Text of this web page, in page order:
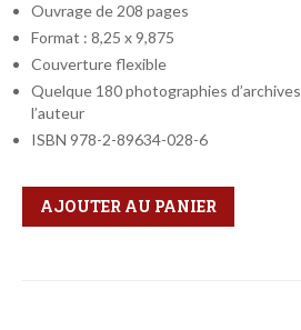
Ouvrage de 208 pages
Format : 8,25 x 9,875
Couverture flexible
Quelque 180 photographies
l’auteur
ISBN 978-2-89634-028-6
Qté
Format
AJOUTER AU PANIER